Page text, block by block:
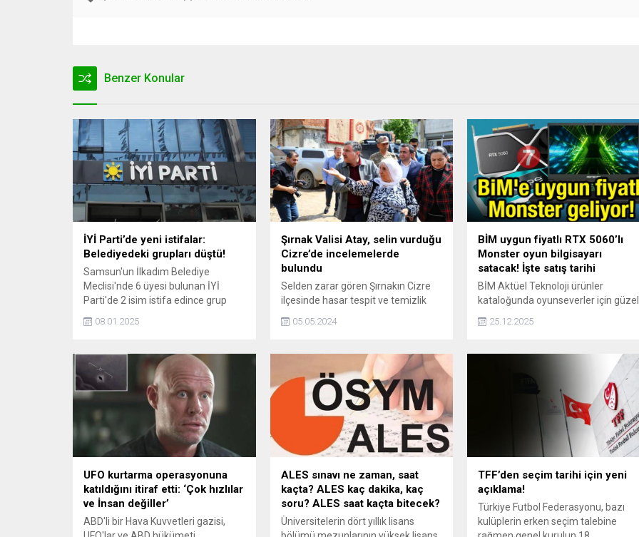
Benzer Konular
İYİ Parti’de yeni istifalar:
Belediyedeki grupları düştü!
Samsun'un İlkadım Belediye
Meclisi'nde 6 üyesi bulunan İYİ
Parti'de 2 isim istifa edince grup
düştü.
08.01.2025
Şırnak Valisi Atay, selin vurduğu
Cizre’de incelemelerde
bulundu
Selden zarar gören Şırnakın Cizre
ilçesinde hasar tespit ve temizlik
çalışmalarını yerinde inceleyen
Şırnak Valisi Cevdet Atay, 1’i ağır
ve 6 aracın zarar gördüğünü
05.05.2024
BİM uygun fiyatlı RTX 5060’lı
Monster oyun bilgisayarı
satacak! İşte satış tarihi
BİM Aktüel Teknoloji ürünler
kataloğunda oyunseverler için güzel
haber var. GeForce RTX 5060, ve
RTX 5050 ekran kartlı Monster Oyun
sunulacak ve 12 ay taksit imkanı
25.12.2025
UFO kurtarma operasyonuna
katıldığını itiraf etti: ‘Çok hızlılar
ve İnsan değiller’
ABD'li bir Hava Kuvvetleri gazisi,
ALES sınavı ne zaman, saat
kaçta? ALES kaç dakika, kaç
soru? ALES saat kaçta bitecek?
Üniversitelerin dört yıllık lisans
TFF’den seçim tarihi için yeni
açıklama!
Türkiye Futbol Federasyonu, bazı
kulüplerin erken seçim talebine